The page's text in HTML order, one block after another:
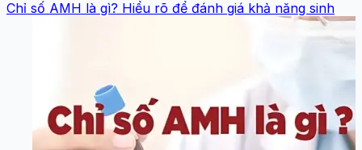
Chỉ số AMH là gì? Hiểu rõ để đánh giá khả năng sinh